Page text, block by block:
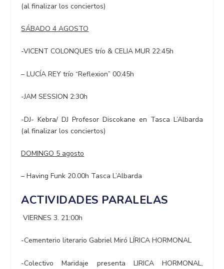
(al finalizar los conciertos)
SÁBADO 4 AGOSTO
-VICENT COLONQUES trío & CELIA MUR 22:45h
– LUCÍA REY trío “Reflexion” 00:45h
-JAM SESSION 2:30h
-DJ- Kebra/ DJ Profesor Discokane en Tasca L’Albarda
(al finalizar los conciertos)
DOMINGO 5 agosto
– Having Funk 20.00h Tasca L’Albarda
ACTIVIDADES PARALELAS
VIERNES 3. 21:00h
-Cementerio literario Gabriel Miró LÍRICA HORMONAL
-Colectivo Maridaje presenta LIRICA HORMONAL,